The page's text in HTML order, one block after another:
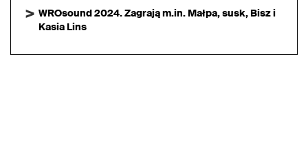
WROsound 2024. Zagrają m.in. Małpa, susk, Bisz i
Kasia Lins